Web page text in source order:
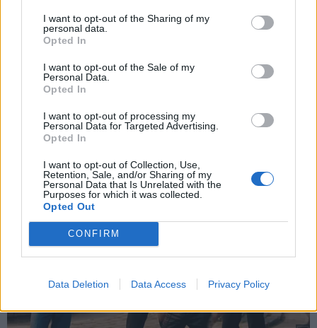
I want to opt-out of the Sharing of my
personal data.
Opted In
I want to opt-out of the Sale of my
Personal Data.
Opted In
I want to opt-out of processing my
Personal Data for Targeted Advertising.
Opted In
I want to opt-out of Collection, Use,
Retention, Sale, and/or Sharing of my
Personal Data that Is Unrelated with the
Purposes for which it was collected.
Opted Out
CONFIRM
Data Deletion Data Access Privacy Policy
Το άγνωστο πόθεν έσχες μετά το 2022
και τα 525.000 ευρώ της Μπαλατσινού
στην Πάτμο - Η μυστήρια "σπαστή"
αγορά
Αποδέχομαι τους
και την πολιτική απορρήτου
X